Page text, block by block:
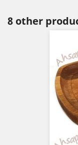
8 other